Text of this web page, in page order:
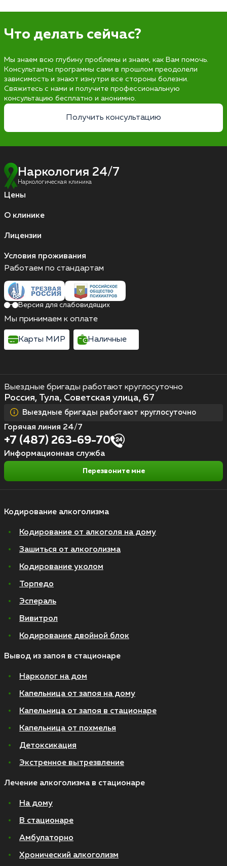
Что делать сейчас?
Мы знаем всю глубину проблемы и знаем, как Вам помочь.
Консультанты программы сами в прошлом преодолели
зависимость и знают изнутри все стороны болезни.
Свяжитесь с нами и получите профессиональную
консультацию бесплатно и анонимно.
Получить консультацию
Наркология 24/7
Наркологическая клиника
Цены
О клинике
Лицензии
Условия проживания
Кодирование алкоголизма
Кодирование от алкоголя на дому
Зашиться от алкоголизма
Кодирование уколом
Торпедо
Эспераль
Вивитрол
Кодирование двойной блок
Вывод из запоя в стационаре
Нарколог на дом
Капельница от запоя на дому
Капельница от запоя в стационаре
Капельница от похмелья
Детоксикация
Экстренное вытрезвление
Лечение алкоголизма в стационаре
На дому
В стационаре
Амбулаторно
Хронический алкоголизм
Выездные бригады работают круглосуточно
Россия, Тула, Советская улица, 67
Выездные бригады работают круглосуточно
Горячая линия 24/7
+7 (487) 263-69-70
Информационная служба
Перезвоните мне
Работаем по стандартам
Версия для слабовидящих
Мы принимаем к оплате
Карты МИР Наличные